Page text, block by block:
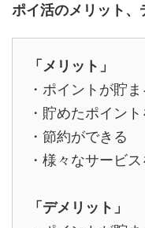
ポイ活のメリット、
「メリット」
・ポイントが貯ま
・貯めたポイン
・節約ができる
・様々なサービ
「デメリット」